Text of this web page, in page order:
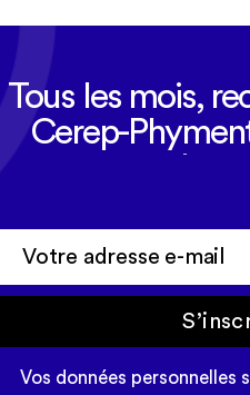
Tous les mois,
Cerep-
Vos données personnelles